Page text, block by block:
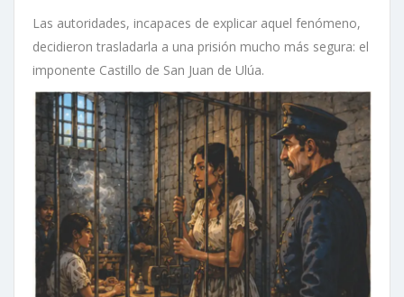
Las autoridades, incapaces de explicar aquel fenómeno,
decidieron trasladarla a una prisión mucho más segura: el
imponente Castillo de San Juan de Ulúa.